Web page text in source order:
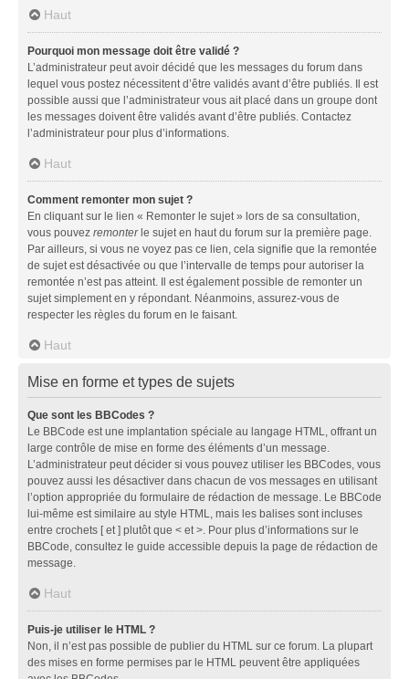
Haut
Pourquoi mon message doit être validé ?
L’administrateur peut avoir décidé que les messages du forum dans
lequel vous postez nécessitent d’être validés avant d’être publiés. Il est
possible aussi que l’administrateur vous ait placé dans un groupe dont
les messages doivent être validés avant d’être publiés. Contactez
l’administrateur pour plus d’informations.
Haut
Comment remonter mon sujet ?
En cliquant sur le lien « Remonter le sujet » lors de sa consultation,
vous pouvez remonterle sujet en haut du forum sur la première page.
Par ailleurs, si vous ne voyez pas ce lien, cela signifie que la remontée
de sujet est désactivée ou que l’intervalle de temps pour autoriser la
remontée n’est pas atteint. Il est également possible de remonter un
sujet simplement en y répondant. Néanmoins, assurez-vous de
respecter les règles du forum en le faisant.
Haut
Mise en forme et types de sujets
Que sont les BBCodes ?
Le BBCode est une implantation spéciale au langage HTML, offrant un
large contrôle de mise en forme des éléments d’un message.
L’administrateur peut décider si vous pouvez utiliser les BBCodes, vous
pouvez aussi les désactiver dans chacun de vos messages en utilisant
l’option appropriée du formulaire de rédaction de message. Le BBCode
lui-même est similaire au style HTML, mais les balises sont incluses
entre crochets [ et ] plutôt que < et >. Pour plus d’informations sur le
BBCode, consultez le guide accessible depuis la page de rédaction de
message.
Haut
Puis-je utiliser le HTML ?
Non, il n’est pas possible de publier du HTML sur ce forum. La plupart
des mises en forme permises par le HTML peuvent être appliquées